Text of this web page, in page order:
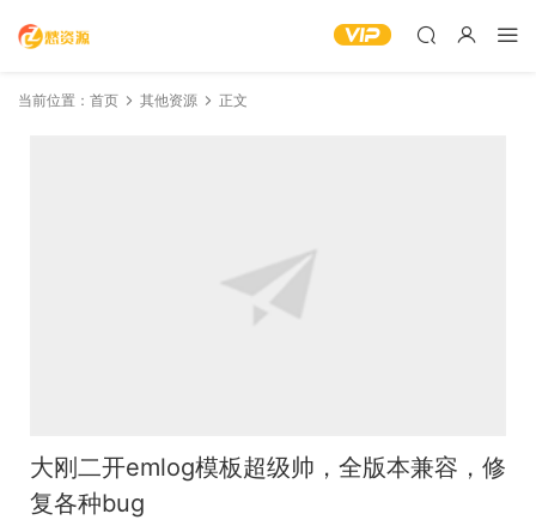
当前位置： 首页 其他资源 正文
大刚二开emlog模板超级帅，全版本兼容，修
复各种bug